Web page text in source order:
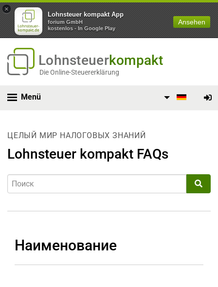
×
Lohnsteuer kompakt App
forium GmbH
kostenlos - In Google Play
Ansehen
Lohnsteuerkompakt
Die Online-Steuererklärung
Menü
ЦЕЛЫЙ МИР НАЛОГОВЫХ ЗНАНИЙ
Lohnsteuer kompakt FAQs
Наименование